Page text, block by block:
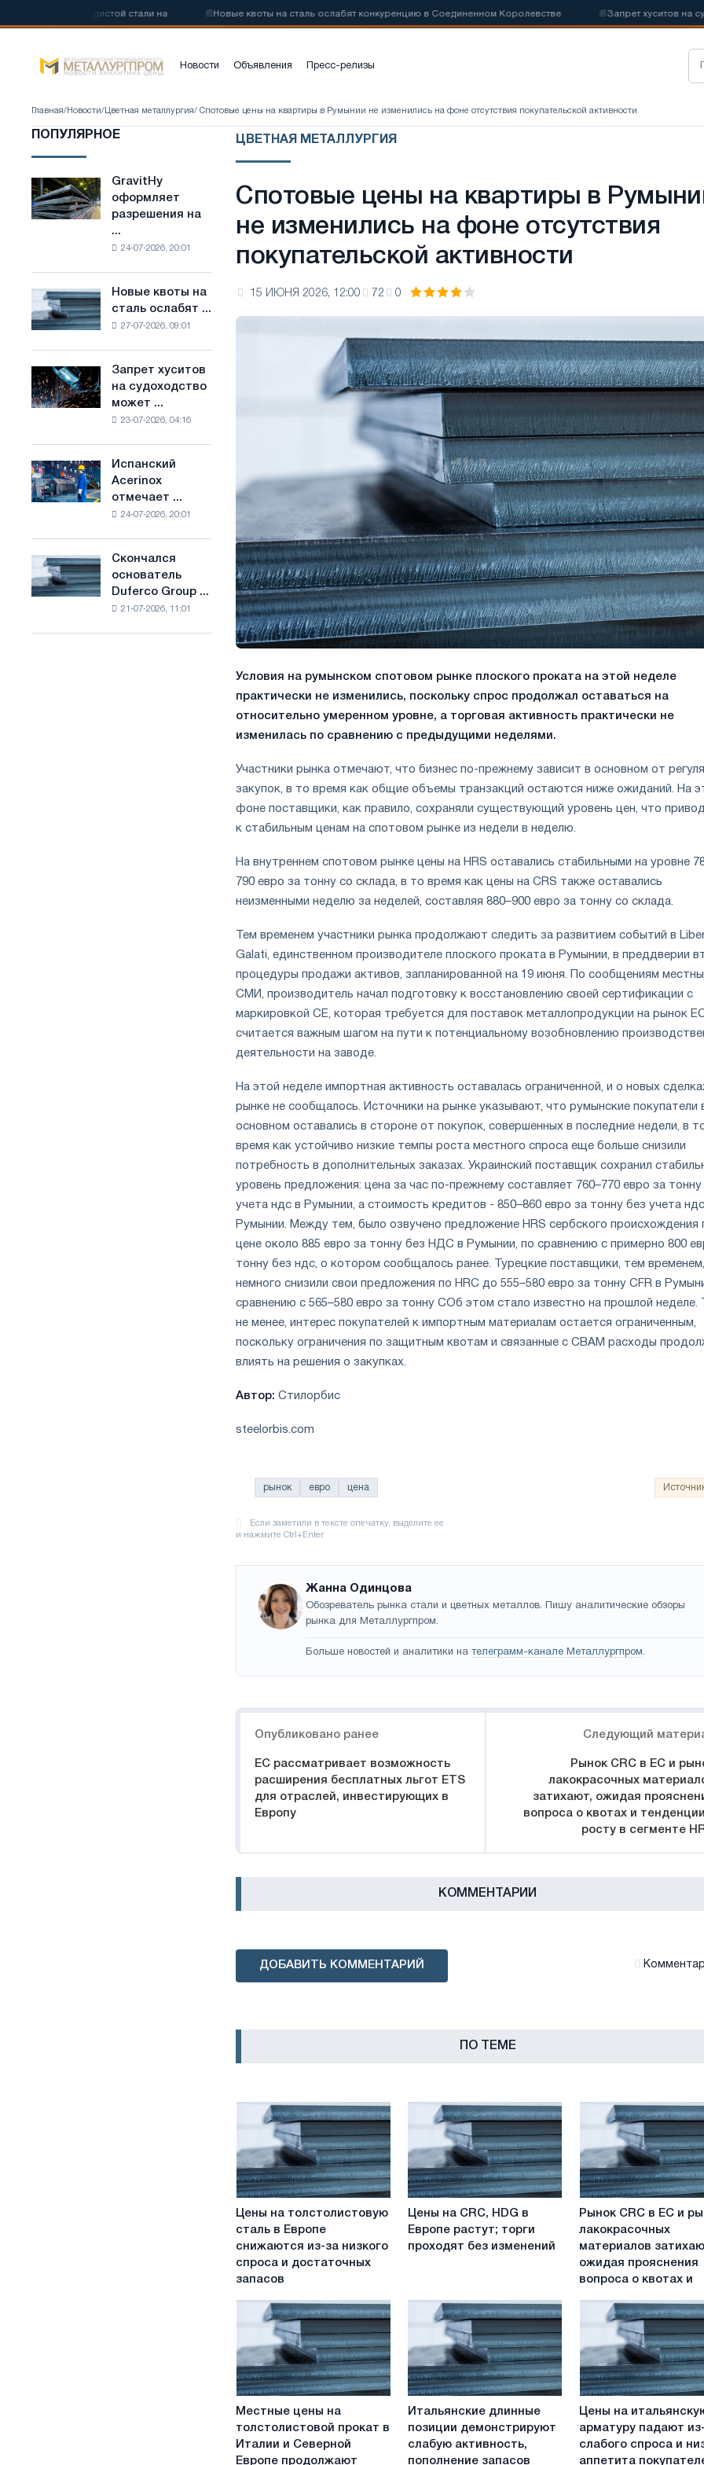
стали на Новые квоты на сталь ослабят конкуренцию в Соединенном Королевстве Запрет хуситов на
Новости Объявления Пресс-релизы
Главная/ Новости/ Цветная металлургия/ Спотовые цены на квартиры в Румынии не изменились на фоне отсутствия покупательской активности
ПОПУЛЯРНОЕ
GravitHy
оформляет
разрешения
строительство
производству
низкоуглеродистой
на
основе
водорода
во
GravitHy
оформляет
разрешения на
...
24-07-2026, 20:01
Новые
квоты
на
конкуренцию
в
Новые квоты на
сталь ослабят ...
27-07-2026, 09:01
Запрет
хуситов
на
импорт
Саудовской
Запрет хуситов
на судоходство
может ...
23-07-2026, 04:16
Испанский
Acerinox
отмечает
положительную
втором
полугодии
мерам
Испанский
Acerinox
отмечает ...
24-07-2026, 20:01
Скончался
основатель
Duferco
Скончался
основатель
Duferco Group ...
21-07-2026, 11:01
ЦВЕТНАЯ МЕТАЛЛУРГИЯ
Спотовые цены на квартиры в
не изменились на фоне отсутствия
покупательской активности
15 ИЮНЯ 2026, 12:00 72 0
Условия на румынском спотовом рынке плоского проката на этой неделе
практически не изменились, поскольку спрос продолжал оставаться на
относительно умеренном уровне, а торговая активность практически не
изменилась по сравнению с предыдущими неделями.
Участники рынка отмечают, что бизнес по-прежнему зависит в основном от
закупок, в то время как общие объемы транзакций остаются ниже ожиданий. На
фоне поставщики, как правило, сохраняли существующий уровень цен, что
к стабильным ценам на спотовом рынке из недели в неделю.
На внутреннем спотовом рынке цены на HRS оставались стабильными на уровне
790 евро за тонну со склада, в то время как цены на CRS также оставались
неизменными неделю за неделей, составляя 880–900 евро за тонну со склада.
Тем временем участники рынка продолжают следить за развитием событий в
Galati, единственном производителе плоского проката в Румынии, в преддверии
процедуры продажи активов, запланированной на 19 июня. По сообщениям
СМИ, производитель начал подготовку к восстановлению своей сертификации с
маркировкой CE, которая требуется для поставок металлопродукции на рынок
считается важным шагом на пути к потенциальному возобновлению
деятельности на заводе.
На этой неделе импортная активность оставалась ограниченной, и о новых
рынке не сообщалось. Источники на рынке указывают, что румынские покупатели
основном оставались в стороне от покупок, совершенных в последние недели, в
время как устойчиво низкие темпы роста местного спроса еще больше снизили
потребность в дополнительных заказах. Украинский поставщик сохранил
уровень предложения: цена за час по-прежнему составляет 760–770 евро за тонну
учета ндс в Румынии, а стоимость кредитов - 850–860 евро за тонну без учета
Румынии. Между тем, было озвучено предложение HRS сербского происхождения
цене около 885 евро за тонну без НДС в Румынии, по сравнению с примерно 800
тонну без ндс, о котором сообщалось ранее. Турецкие поставщики, тем временем,
немного снизили свои предложения по HRC до 555–580 евро за тонну CFR в
сравнению с 565–580 евро за тонну CОб этом стало известно на прошлой неделе.
не менее, интерес покупателей к импортным материалам остается ограниченным,
поскольку ограничения по защитным квотам и связанные с CBAM расходы
влиять на решения о закупках.
Автор: Стилорбис
steelorbis.com
рынок евро цена
Жанна Одинцова
Обозреватель рынка стали и цветных металлов. Пишу аналитические обзоры
рынка для Металлургпром.
Больше новостей и аналитики на телеграмм-канале Металлургпром.
Опубликовано ранее
ЕС рассматривает возможность
расширения бесплатных льгот ETS
для отраслей, инвестирующих в
Европу
Следующий
Рынок CRC в ЕС и
лакокрасочных
затихают, ожидая
вопроса о квотах и
росту в сегменте
КОММЕНТАРИИ
ДОБАВИТЬ КОММЕНТАРИЙ
ПО ТЕМЕ
Цены
на
толстолистовую
снижаются
низкого
спроса
и
достаточных
Цены на толстолистовую
сталь в Европе
снижаются из-за низкого
спроса и достаточных
запасов
Цены
на
CRC,
HDG
растут;
торги
проходят
без
изменений
Цены на CRC, HDG в
Европе растут; торги
проходят без изменений
Рынок
рынок
лакокрасочных
материалов
затихают,
ожидая
прояснения
вопроса
о
квотах
Рынок CRC в ЕС и
лакокрасочных
материалов
ожидая прояснения
вопроса о квотах и
Местные
на
толстолистовой
Местные цены на
толстолистовой прокат в
Италии и Северной
Европе продолжают
Итальянские
позиции
демонстрируют
Итальянские длинные
позиции демонстрируют
слабую активность,
пополнение запасов
Цены
на
итальянскую
Цены на
арматуру падают
слабого спроса и
аппетита